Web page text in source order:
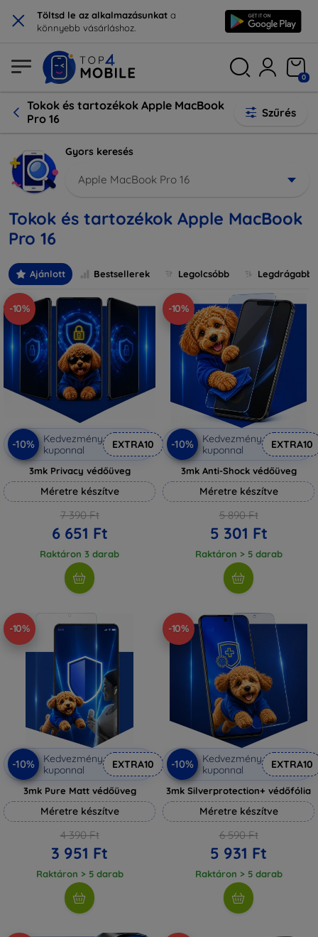
× Töltsd le az alkalmazásunkat a
könnyebb vásárláshoz.
0
Tokok és tartozékok Apple MacBook
Pro 16
Szűrés
Gyors keresés
Apple MacBook Pro 16
Tokok és tartozékok Apple MacBook
Pro 16
Ajánlott Bestsellerek Legolcsóbb Legdrágabb
-10%
-10%
Kedvezmény
kuponnal
EXTRA10
3mk Privacy védőüveg
Méretre készítve
7 390 Ft
6 651 Ft
Raktáron 3 darab
-10%
-10%
Kedvezmény
kuponnal
EXTRA10
3mk Anti-Shock védőüveg
Méretre készítve
5 890 Ft
5 301 Ft
Raktáron > 5 darab
-10%
-10%
Kedvezmény
kuponnal
EXTRA10
3mk Pure Matt védőüveg
Méretre készítve
4 390 Ft
3 951 Ft
Raktáron > 5 darab
-10%
-10%
Kedvezmény
kuponnal
EXTRA10
3mk Silverprotection+ védőfólia
Méretre készítve
6 590 Ft
5 931 Ft
Raktáron > 5 darab